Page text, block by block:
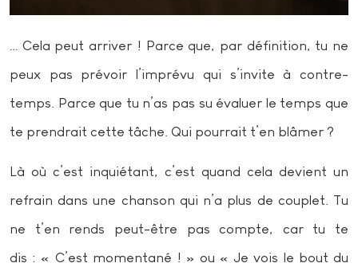
… Cela peut arriver ! Parce que, par définition, tu ne
peux pas prévoir l’imprévu qui s’invite à contre-
temps. Parce que tu n’as pas su évaluer le temps que
te prendrait cette tâche. Qui pourrait t’en blâmer ?
Là où c’est inquiétant, c’est quand cela devient un
refrain dans une chanson qui n’a plus de couplet. Tu
ne t’en rends peut-être pas compte, car tu te
dis : « C’est momentané ! » ou « Je vois le bout du